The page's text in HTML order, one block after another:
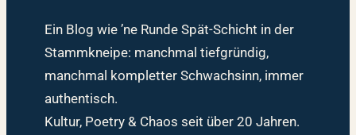
Ein Blog wie ’ne Runde Spät-Schicht in der
Stammkneipe: manchmal tiefgründig,
manchmal kompletter Schwachsinn, immer
authentisch.
Kultur, Poetry & Chaos seit über 20 Jahren.